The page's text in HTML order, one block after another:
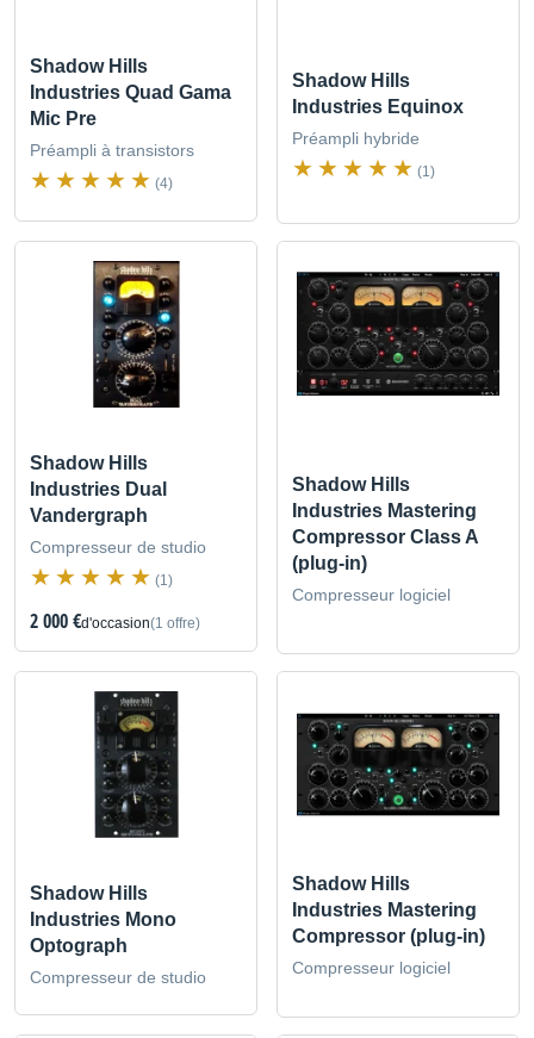
Shadow Hills
Industries Quad Gama
Mic Pre
Préampli à transistors
(4)
Shadow Hills
Industries Equinox
Préampli hybride
(1)
Shadow Hills
Industries Dual
Vandergraph
Compresseur de studio
(1)
2 000 €d'occasion(1 offre)
Shadow Hills
Industries Mastering
Compressor Class A
(plug-in)
Compresseur logiciel
Shadow Hills
Industries Mono
Optograph
Compresseur de studio
Shadow Hills
Industries Mastering
Compressor (plug-in)
Compresseur logiciel